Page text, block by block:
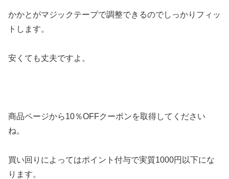
かかとがマジックテープで調整できるのでしっかりフィッ
トします。
安くても丈夫ですよ。
商品ページから10％OFFクーポンを取得してください
ね。
買い回りによってはポイント付与で実質1000円以下にな
ります。